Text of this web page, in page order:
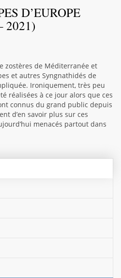
D’EUROPE
2021)
zostères de Méditerranée et
et autres Syngnathidés de
Ironiquement, très peu
réalisées à ce jour alors que ces
connus du grand public depuis
d’en savoir plus sur ces
menacés partout dans